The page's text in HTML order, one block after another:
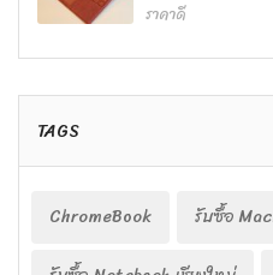
ราคาดี
TAGS
ChromeBook
รับซื้อ